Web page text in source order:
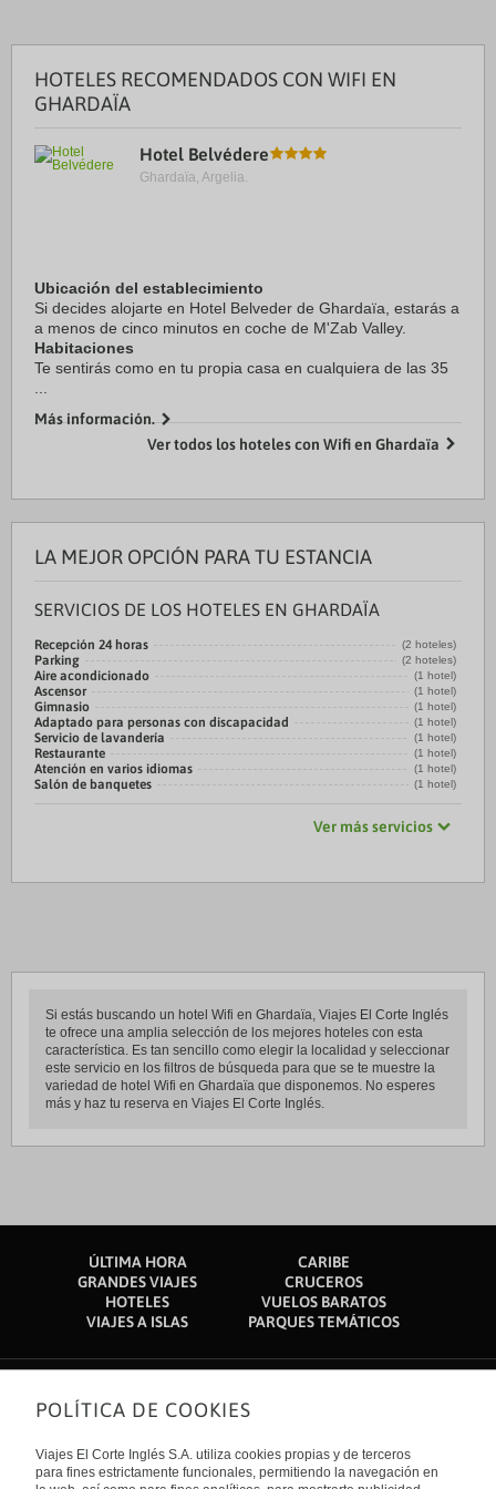
HOTELES RECOMENDADOS CON WIFI EN
GHARDAÏA
Hotel Belvédere
Ghardaïa, Argelia.
Ubicación del establecimiento
Si decides alojarte en Hotel Belveder de Ghardaïa, estarás a
a menos de cinco minutos en coche de M'Zab Valley.
Habitaciones
Te sentirás como en tu propia casa en cualquiera de las 35
Más información.
Ver todos los hoteles con Wifi en Ghardaïa
LA MEJOR OPCIÓN PARA TU ESTANCIA
SERVICIOS DE LOS HOTELES EN GHARDAÏA
Recepción 24 horas (2 hoteles)
Parking (2 hoteles)
Aire acondicionado (1 hotel)
Ascensor (1 hotel)
Gimnasio (1 hotel)
Adaptado para personas con discapacidad (1 hotel)
Servicio de lavandería (1 hotel)
Restaurante (1 hotel)
Atención en varios idiomas (1 hotel)
Salón de banquetes (1 hotel)
Ver más servicios
Si estás buscando un hotel Wifi en Ghardaïa, Viajes El Corte Inglés
te ofrece una amplia selección de los mejores hoteles con esta
característica. Es tan sencillo como elegir la localidad y seleccionar
este servicio en los filtros de búsqueda para que se te muestre la
variedad de hotel Wifi en Ghardaïa que disponemos. No esperes
más y haz tu reserva en Viajes El Corte Inglés.
ÚLTIMA HORA
CARIBE
GRANDES VIAJES
CRUCEROS
HOTELES
VUELOS BARATOS
VIAJES A ISLAS
PARQUES TEMÁTICOS
Sobre nosotros
Quiénes somos
Financiación
Sostenibilidad
Enlaces de interés
POLÍTICA DE COOKIES
Viajes El Corte Inglés S.A. utiliza cookies propias y de terceros
para fines estrictamente funcionales, permitiendo la navegación en